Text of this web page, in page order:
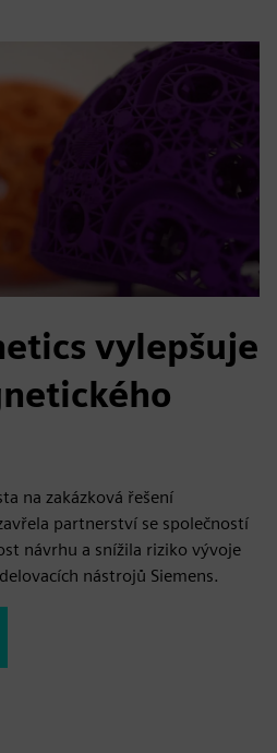
vylepšuje
na zakázková řešení
partnerství se společností
návrhu a snížila riziko vývoje
nástrojů Siemens.